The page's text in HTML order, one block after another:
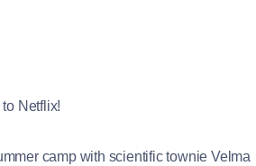
Netflix!
camp with scientific townie Velma